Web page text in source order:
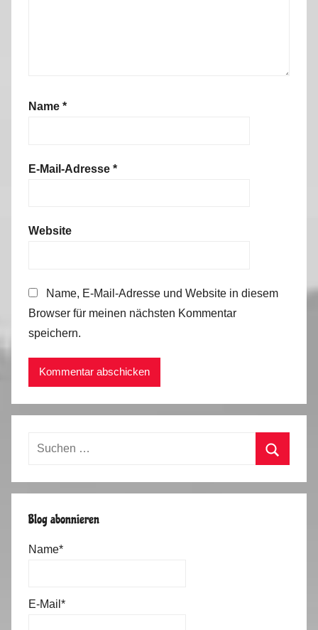
Name *
E-Mail-Adresse *
Website
Name, E-Mail-Adresse und Website in diesem
Browser für meinen nächsten Kommentar
speichern.
Suchen
Blog abonnieren
Name*
E-Mail*